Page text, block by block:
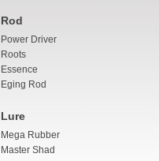
Rod
Power Driver
Roots
Essence
Eging Rod
Lure
Mega Rubber
Master Shad